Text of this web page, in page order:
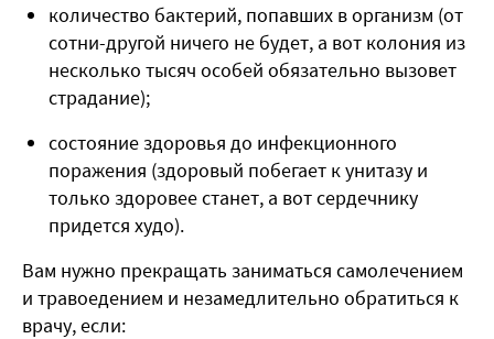
количество бактерий, попавших в организм (от
сотни-другой ничего не будет, а вот колония из
несколько тысяч особей обязательно вызовет
страдание);
состояние здоровья до инфекционного
поражения (здоровый побегает к унитазу и
только здоровее станет, а вот сердечнику
придется худо).
Вам нужно прекращать заниматься самолечением
и травоедением и незамедлительно обратиться к
врачу, если: